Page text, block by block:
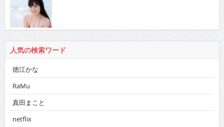
人気の検索ワード
徳江かな
RaMu
真田まこと
ドカント 2016年